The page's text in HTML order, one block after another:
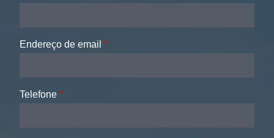
Endereço de email
Telefone